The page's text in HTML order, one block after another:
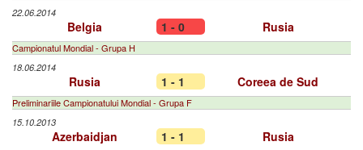
22.06.2014
Belgia 1 - 0 Rusia
Campionatul Mondial - Grupa H
18.06.2014
Rusia 1 - 1 Coreea de Sud
Preliminariile Campionatului Mondial - Grupa F
15.10.2013
Azerbaidjan 1 - 1 Rusia